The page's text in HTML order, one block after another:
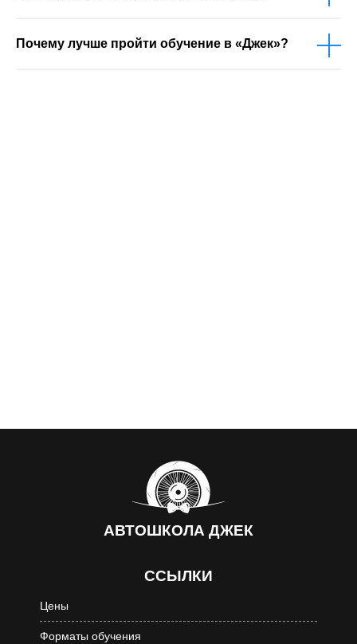
Почему лучше пройти обучение в «Джек»?
АВТОШКОЛА ДЖЕК
ССЫЛКИ
Цены
Форматы обучения